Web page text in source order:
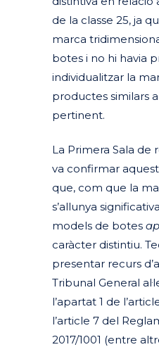
de la classe 25, ja
marca
botes i no hi havia
individualitzar la
productes similars
pertinent.
La Primera Sala de
va confirmar
que, com que la
s’allunya
models de botes
caràcter distintiu.
presentar recurs
Tribunal General
l’apartat 1 de
l’article 7 del
2017/1001 (entre